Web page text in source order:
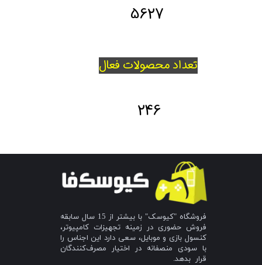
5627
تعداد محصولات فعال
246
فروشگاه "کیوسک" با بیشتر از 15 سال سابقه
فروش حضوری در زمینه تجهیزات کامپیوتر،
کنسول بازی و موبایل، سعی دارد این اجناس را
با سودی منصفانه در اختیار مصرف‌کنندگان
قرار بدهد.